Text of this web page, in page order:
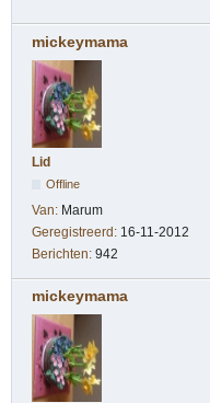
mickeymama
Lid
Offline
Van: Marum
Geregistreerd: 16-11-2012
Berichten: 942
mickeymama